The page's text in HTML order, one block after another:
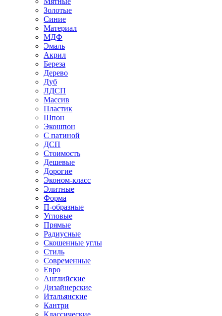
Золотые
Синие
Материал
МДФ
Эмаль
Акрил
Береза
Дерево
Дуб
ЛДСП
Массив
Пластик
Шпон
Экошпон
С патиной
ДСП
Стоимость
Дешевые
Дорогие
Эконом-класс
Элитные
Форма
П-образные
Угловые
Прямые
Радиусные
Скошенные углы
Стиль
Современные
Евро
Английские
Дизайнерские
Итальянские
Кантри
Классические